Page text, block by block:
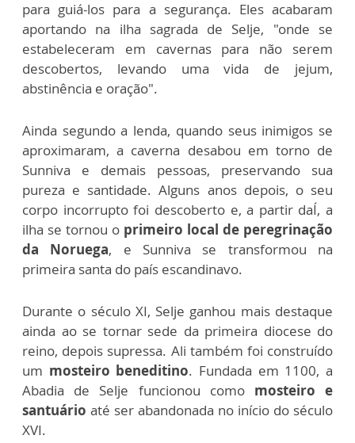
para guiá-los para a segurança. Eles acabaram
aportando na ilha sagrada de Selje, "onde se
estabeleceram em cavernas para não serem
descobertos, levando uma vida de jejum,
abstinência e oração".
Ainda segundo a lenda, quando seus inimigos se
aproximaram, a caverna desabou em torno de
Sunniva e demais pessoas, preservando sua
pureza e santidade. Alguns anos depois, o seu
corpo incorrupto foi descoberto e, a partir daÍ, a
ilha se tornou o primeiro local de peregrinação
da Noruega, e Sunniva se transformou na
primeira santa do país escandinavo.
Durante o século XI, Selje ganhou mais destaque
ainda ao se tornar sede da primeira diocese do
reino, depois supressa. Ali também foi construído
um mosteiro beneditino. Fundada em 1100, a
Abadia de Selje funcionou como mosteiro e
santuário até ser abandonada no início do século
XVI.